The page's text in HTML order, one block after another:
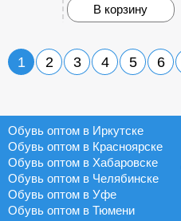
В корзину
1 2 3 4 5 6
Обувь оптом в Иркутске
Обувь оптом в Красноярске
Обувь оптом в Хабаровске
Обувь оптом в Челябинске
Обувь оптом в Уфе
Обувь оптом в Тюмени